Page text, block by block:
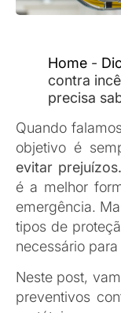
estratégias e
obrigatórios
que isso, são
no ambiente e
emergência.
Basicamente,
grupos
passivos.
2.
proteção
Cada um dos
combate ao